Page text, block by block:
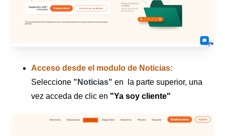
Acceso desde el modulo de Noticias:
Seleccione "Noticias" en la parte superior, una
vez acceda de clic en "Ya soy cliente"